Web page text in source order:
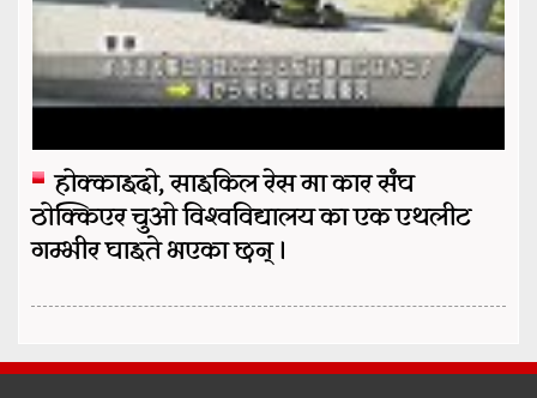
होक्काइदो, साइकिल रेस मा कार संघ
ठोक्किएर चुओ विश्वविद्यालय का एक एथलीट
गम्भीर घाइते भएका छन् ।